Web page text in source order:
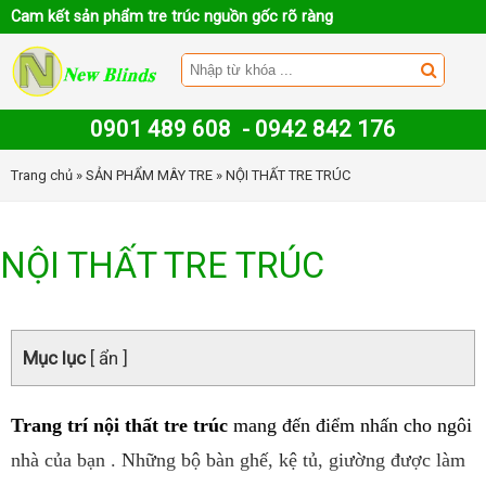
Cam kết sản phẩm tre trúc nguồn gốc rõ ràng
0901 489 608 - 0942 842 176
Trang chủ » SẢN PHẨM MÂY TRE » NỘI THẤT TRE TRÚC
NỘI THẤT TRE TRÚC
Mục lục [ ẩn ]
Trang trí nội thất tre trúc mang đến điểm nhấn cho ngôi
nhà của bạn . Những bộ bàn ghế, kệ tủ, giường được làm